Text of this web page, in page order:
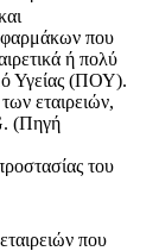
που
ή πολύ
Υγείας (ΠΟΥ).
εταιρειών,
(Πηγή
του
που